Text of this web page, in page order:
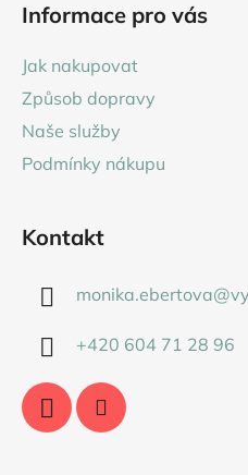
Informace pro vás
Jak nakupovat
Způsob dopravy
Naše služby
Podmínky nákupu
Kontakt
monika.ebertova@
+420 604 71 28 96